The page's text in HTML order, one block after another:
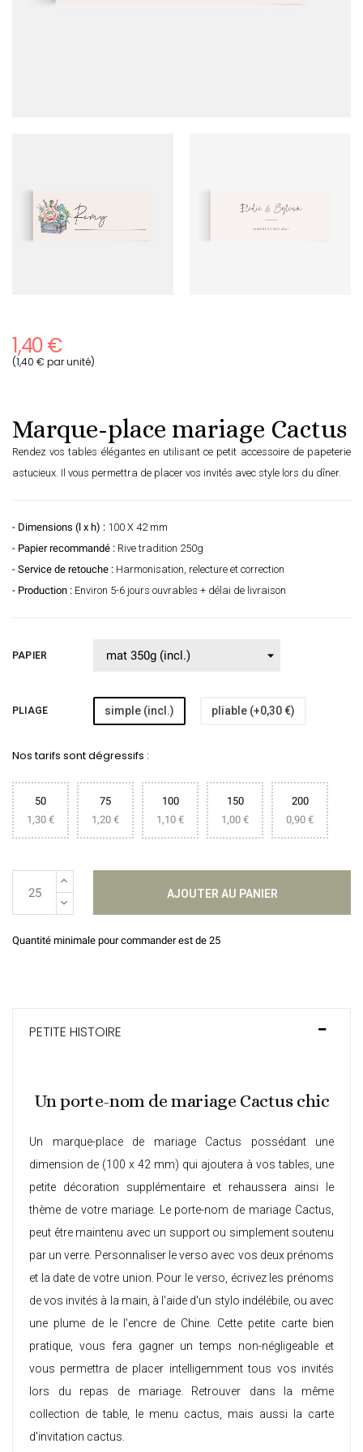
1,40 €
(1,40 € par unité)
Marque-place mariage Cactus
Rendez vos tables élégantes en utilisant ce petit accessoire de papeterie
astucieux. Il vous permettra de placer vos invités avec style lors du dîner.
- Dimensions (l x h) : 100 X 42 mm
- Papier recommandé : Rive tradition 250g
- Service de retouche : Harmonisation, relecture et correction
- Production : Environ 5-6 jours ouvrables + délai de livraison
PAPIER
PLIAGE simple (incl.) pliable (+0,30 €)
Nos tarifs sont dégressifs :
50
1,30 €
75
1,20 €
100
1,10 €
150
1,00 €
200
0,90 €
AJOUTER AU PANIER
Quantité minimale pour commander est de 25
PETITE HISTOIRE
Un porte-nom de mariage Cactus chic
Un marque-place de mariage Cactus possédant une
dimension de (100 x 42 mm) qui ajoutera à vos tables, une
petite décoration supplémentaire et rehaussera ainsi le
thème de votre mariage. Le porte-nom de mariage Cactus,
peut être maintenu avec un support ou simplement soutenu
par un verre. Personnaliser le verso avec vos deux prénoms
et la date de votre union. Pour le verso, écrivez les prénoms
de vos invités à la main, à l'aide d'un stylo indélébile, ou avec
une plume de le l'encre de Chine. Cette petite carte bien
pratique, vous fera gagner un temps non-négligeable et
vous permettra de placer intelligemment tous vos invités
lors du repas de mariage. Retrouver dans la même
collection de table, le menu cactus , mais aussi la carte
d'invitation cactus